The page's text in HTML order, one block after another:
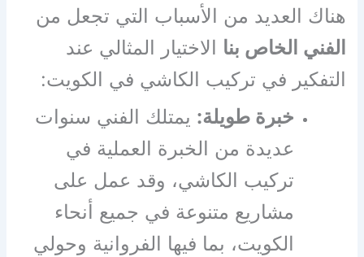
هناك العديد من الأسباب التي تجعل من
الفني الخاص بنا الاختيار المثالي عند
التفكير في تركيب الكاشي في الكويت:
خبرة طويلة: يمتلك الفني سنوات
عديدة من الخبرة العملية في
تركيب الكاشي، وقد عمل على
مشاريع متنوعة في جميع أنحاء
الكويت، بما فيها الفروانية وحولي